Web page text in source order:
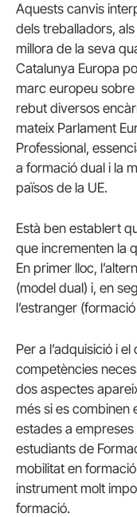
Aquests canvis
dels treballadors, als
millora de la seva
Catalunya Europa
marc europeu sobre
rebut diversos
mateix Parlament
Professional,
a formació dual i la
països de la UE.
Està ben establert
que incrementen la
En primer lloc,
(model dual) i, en
l’estranger
Per a l’adquisició i
competències
dos aspectes
més si es combinen
estades a
estudiants de
mobilitat en
instrument molt
formació.